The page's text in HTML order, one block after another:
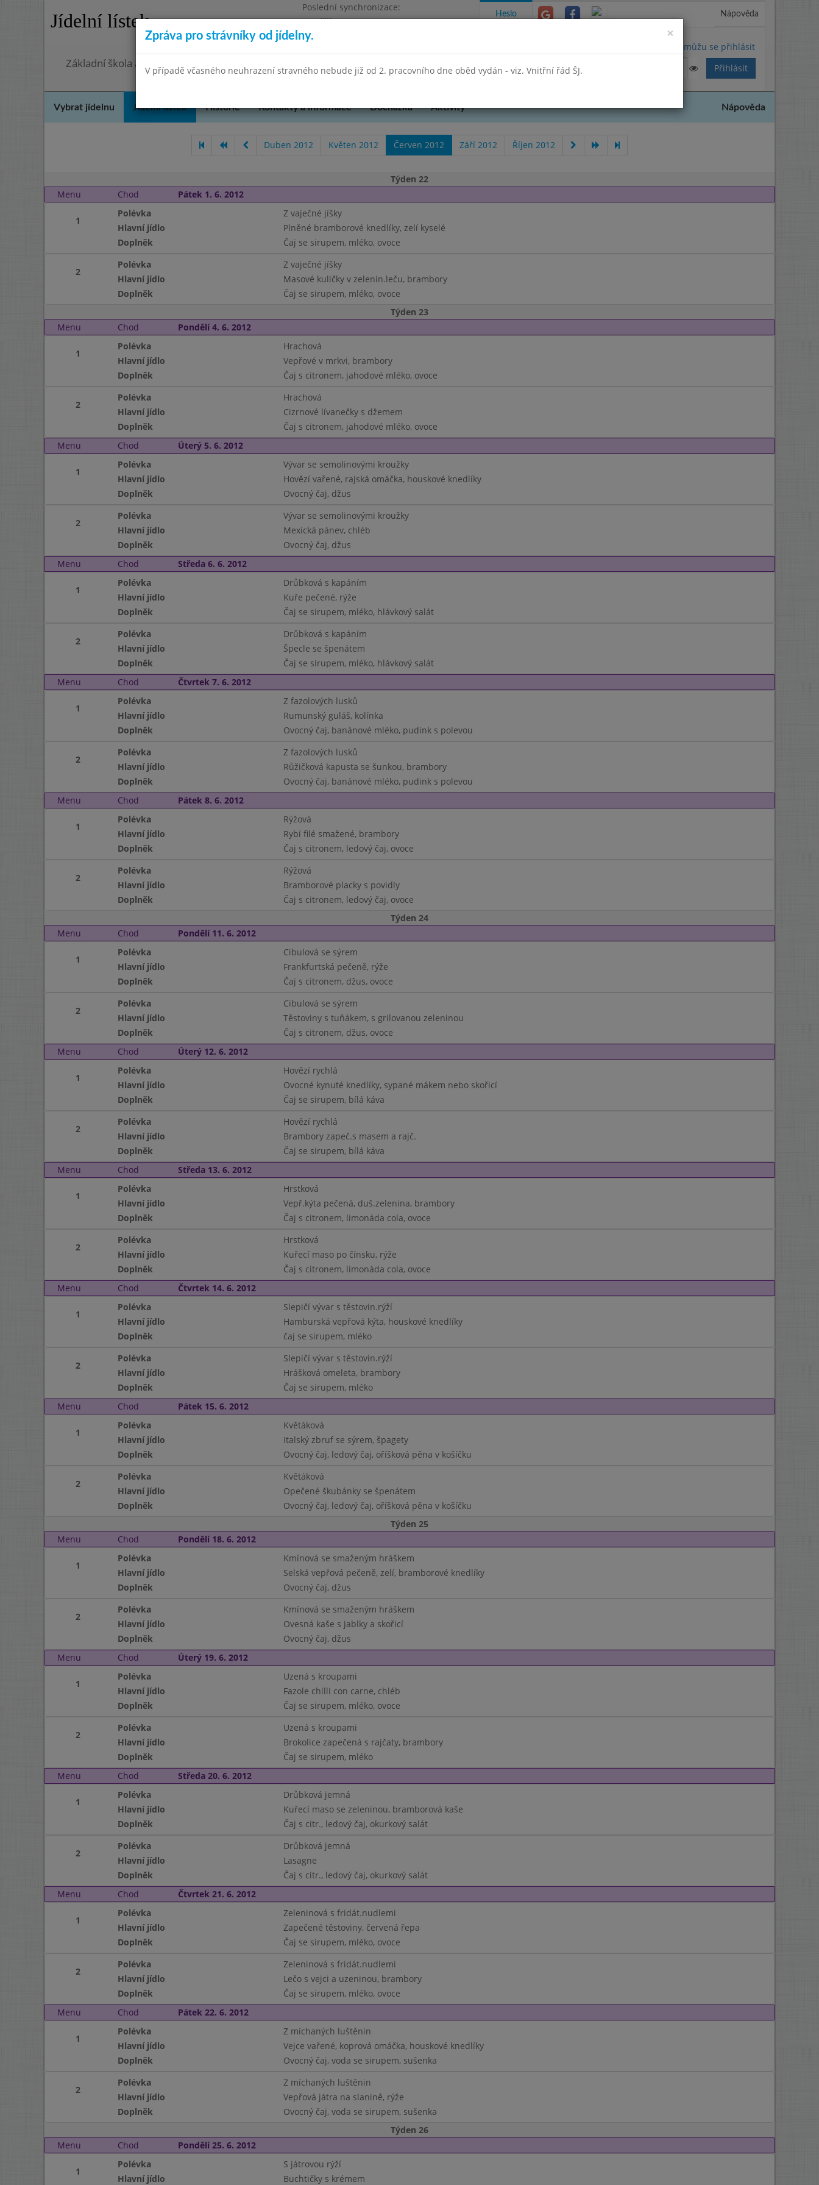
Jídelní lístek
Poslední synchronizace:
Pondělí 27.7.2026 13:26
Omezení objednávek
Základní škola a Mateřská škola, Praha 4, Ohradní 49
Heslo Nápověda
Nemůžu se přihlásit
Vybrat jídelnu Jídelní lístek Historie Kontakty a informace Docházka Aktivity Nápověda
Duben 2012 Květen 2012 Červen 2012 Září 2012 Říjen 2012
Týden 22
Menu
Chod Pátek 1. 6. 2012
1
Polévka
Z vaječné jíšky
Hlavní jídlo
Plněné bramborové knedlíky, zelí kyselé
Doplněk
Čaj se sirupem, mléko, ovoce
2
Polévka
Z vaječné jíšky
Hlavní jídlo
Masové kuličky v zelenin.leču, brambory
Doplněk
Čaj se sirupem, mléko, ovoce
Týden 23
Menu
Chod Pondělí 4. 6. 2012
1
Polévka
Hrachová
Hlavní jídlo
Vepřové v mrkvi, brambory
Doplněk
Čaj s citronem, jahodové mléko, ovoce
2
Polévka
Hrachová
Hlavní jídlo
Cizrnové lívanečky s džemem
Doplněk
Čaj s citronem, jahodové mléko, ovoce
Menu
Chod Úterý 5. 6. 2012
1
Polévka
Vývar se semolinovými kroužky
Hlavní jídlo
Hovězí vařené, rajská omáčka, houskové knedlíky
Doplněk
Ovocný čaj, džus
2
Polévka
Vývar se semolinovými kroužky
Hlavní jídlo
Mexická pánev, chléb
Doplněk
Ovocný čaj, džus
Menu
Chod Středa 6. 6. 2012
1
Polévka
Drůbková s kapáním
Hlavní jídlo
Kuře pečené, rýže
Doplněk
Čaj se sirupem, mléko, hlávkový salát
2
Polévka
Drůbková s kapáním
Hlavní jídlo
Špecle se špenátem
Doplněk
Čaj se sirupem, mléko, hlávkový salát
Menu
Chod Čtvrtek 7. 6. 2012
1
Polévka
Z fazolových lusků
Hlavní jídlo
Rumunský guláš, kolínka
Doplněk
Ovocný čaj, banánové mléko, pudink s polevou
2
Polévka
Z fazolových lusků
Hlavní jídlo
Růžičková kapusta se šunkou, brambory
Doplněk
Ovocný čaj, banánové mléko, pudink s polevou
Menu
Chod Pátek 8. 6. 2012
1
Polévka
Rýžová
Hlavní jídlo
Rybí filé smažené, brambory
Doplněk
Čaj s citronem, ledový čaj, ovoce
2
Polévka
Rýžová
Hlavní jídlo
Bramborové placky s povidly
Doplněk
Čaj s citronem, ledový čaj, ovoce
Týden 24
Menu
Chod Pondělí 11. 6. 2012
1
Polévka
Cibulová se sýrem
Hlavní jídlo
Frankfurtská pečeně, rýže
Doplněk
Čaj s citronem, džus, ovoce
2
Polévka
Cibulová se sýrem
Hlavní jídlo
Těstoviny s tuňákem, s grilovanou zeleninou
Doplněk
Čaj s citronem, džus, ovoce
Menu
Chod Úterý 12. 6. 2012
1
Polévka
Hovězí rychlá
Hlavní jídlo
Ovocné kynuté knedlíky, sypané mákem nebo skořicí
Doplněk
Čaj se sirupem, bílá káva
2
Polévka
Hovězí rychlá
Hlavní jídlo
Brambory zapeč.s masem a rajč.
Doplněk
Čaj se sirupem, bílá káva
Menu
Chod Středa 13. 6. 2012
1
Polévka
Hrstková
Hlavní jídlo
Vepř.kýta pečená, duš.zelenina, brambory
Doplněk
Čaj s citronem, limonáda cola, ovoce
2
Polévka
Hrstková
Hlavní jídlo
Kuřecí maso po čínsku, rýže
Doplněk
Čaj s citronem, limonáda cola, ovoce
Menu
Chod Čtvrtek 14. 6. 2012
1
Polévka
Slepičí vývar s těstovin.rýží
Hlavní jídlo
Hamburská vepřová kýta, houskové knedlíky
Doplněk
čaj se sirupem, mléko
2
Polévka
Slepičí vývar s těstovin.rýží
Hlavní jídlo
Hrášková omeleta, brambory
Doplněk
Čaj se sirupem, mléko
Menu
Chod Pátek 15. 6. 2012
1
Polévka
Květáková
Hlavní jídlo
Italský zbruf se sýrem, špagety
Doplněk
Ovocný čaj, ledový čaj, oříšková pěna v košíčku
2
Polévka
Květáková
Hlavní jídlo
Opečené škubánky se špenátem
Doplněk
Ovocný čaj, ledový čaj, oříšková pěna v košíčku
Týden 25
Menu
Chod Pondělí 18. 6. 2012
1
Polévka
Kmínová se smaženým hráškem
Hlavní jídlo
Selská vepřová pečeně, zelí, bramborové knedlíky
Doplněk
Ovocný čaj, džus
2
Polévka
Kmínová se smaženým hráškem
Hlavní jídlo
Ovesná kaše s jablky a skořicí
Doplněk
Ovocný čaj, džus
Menu
Chod Úterý 19. 6. 2012
1
Polévka
Uzená s kroupami
Hlavní jídlo
Fazole chilli con carne, chléb
Doplněk
Čaj se sirupem, mléko, ovoce
2
Polévka
Uzená s kroupami
Hlavní jídlo
Brokolice zapečená s rajčaty, brambory
Doplněk
Čaj se sirupem, mléko
Menu
Chod Středa 20. 6. 2012
1
Polévka
Drůbková jemná
Hlavní jídlo
Kuřecí maso se zeleninou, bramborová kaše
Doplněk
Čaj s citr., ledový čaj, okurkový salát
2
Polévka
Drůbková jemná
Hlavní jídlo
Lasagne
Doplněk
Čaj s citr., ledový čaj, okurkový salát
Menu
Chod Čtvrtek 21. 6. 2012
1
Polévka
Zeleninová s fridát.nudlemi
Hlavní jídlo
Zapečené těstoviny, červená řepa
Doplněk
Čaj se sirupem, mléko, ovoce
2
Polévka
Zeleninová s fridát.nudlemi
Hlavní jídlo
Lečo s vejci a uzeninou, brambory
Doplněk
Čaj se sirupem, mléko, ovoce
Menu
Chod Pátek 22. 6. 2012
1
Polévka
Z míchaných luštěnin
Hlavní jídlo
Vejce vařené, koprová omáčka, houskové knedlíky
Doplněk
Ovocný čaj, voda se sirupem, sušenka
2
Polévka
Z míchaných luštěnin
Hlavní jídlo
Vepřová játra na slanině, rýže
Doplněk
Ovocný čaj, voda se sirupem, sušenka
Týden 26
Menu
Chod Pondělí 25. 6. 2012
1
Polévka
S játrovou rýží
Hlavní jídlo
Buchtičky s krémem
×
Zpráva pro strávníky od jídelny.
V případě včasného neuhrazení stravného nebude již od 2. pracovního dne oběd vydán - viz. Vnitřní řád ŠJ.